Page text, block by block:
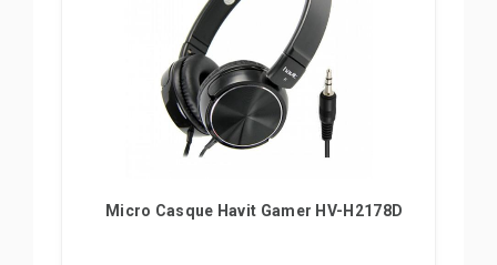
Micro Casque Havit Gamer HV-H2178D